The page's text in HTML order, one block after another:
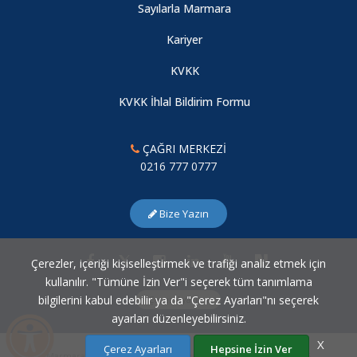
Fakültemiz Aile Hekimliği Anabilim Dalı için Türkiye Aile
Hekimliği Yeterlilik Kurulu'na Akreditasyon başvurusu
Çocuk Cerrahisi Avrupa Akreditasyon Belge Töreni
Marmara Üniversitesi Tıp Fakültesi – Pendik Eğitim ve
Araştırma Hastanesi bünyesindeki Işıl Berat Barlan Akademi –
İmmünoloji Akademisi (European Academy of Allergy and
Clinical Immunolo
Sayılarla Marmara
Kariyer
KVKK
KVKK İhlal Bildirim Formu
ÇAĞRI MERKEZİ
0216 777 0777
Bize Yazın
Çerez Ayarları
Çerezler, içeriği kişiselleştirmek ve trafiği analiz etmek için
kullanılır. "Tümüne İzin Ver"i seçerek tüm tanımlama
bilgilerini kabul edebilir ya da "Çerez Ayarları"nı seçerek
ayarları düzenleyebilirsiniz.
Çerez Ayarları Hepsine İzin Ver X